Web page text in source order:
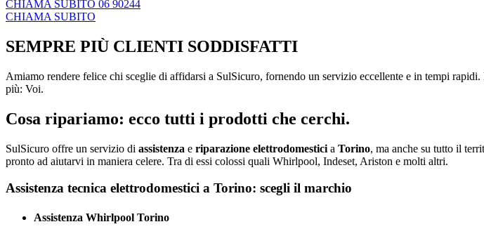
CHIAMA SUBITO 06 90244
CHIAMA SUBITO
SEMPRE PIÙ CLIENTI SODDISFATTI
Amiamo rendere felice chi sceglie di affidarsi a SulSicuro, fornendo un servizio eccellente e in tempi
più: Voi.
Cosa ripariamo: ecco tutti i prodotti che cerchi.
SulSicuro offre un servizio di assistenza e riparazione elettrodomestici a Torino, ma anche su tutto il
pronto ad aiutarvi in maniera celere. Tra di essi colossi quali Whirlpool, Indeset, Ariston e molti altri.
Assistenza tecnica elettrodomestici a Torino: scegli il marchio
Assistenza Whirlpool Torino